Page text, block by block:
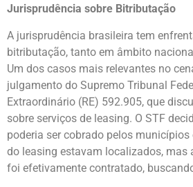
Jurisprudência sobre Bitributação
A jurisprudência brasileira tem
bitributação, tanto em âmbito
Um dos casos mais relevantes no
julgamento do Supremo Tribunal
Extraordinário (RE) 592.905, que
sobre serviços de leasing. O STF
poderia ser cobrado pelos
do leasing estavam localizados, mas
foi efetivamente contratado,